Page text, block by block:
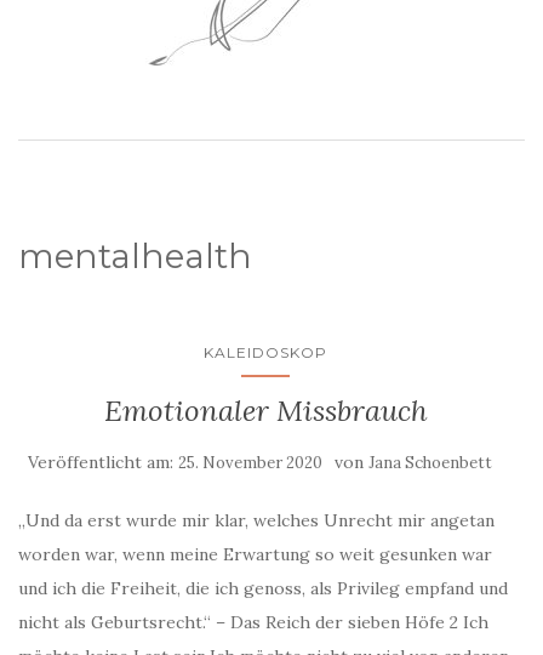
mentalhealth
KALEIDOSKOP
Emotionaler Missbrauch
Veröffentlicht am: 25. November 2020 von Jana Schoenbett
„Und da erst wurde mir klar, welches Unrecht mir angetan
worden war, wenn meine Erwartung so weit gesunken war
und ich die Freiheit, die ich genoss, als Privileg empfand und
nicht als Geburtsrecht.“ – Das Reich der sieben Höfe 2 Ich